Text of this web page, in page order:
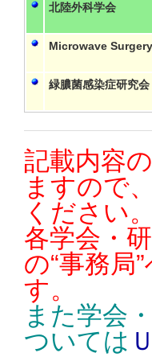
北陸外科学会
Microwave
緑膿菌感染症研究会
記載内容
ますので
ください。
各学会・
の“事務局
す。
また学会
ついては